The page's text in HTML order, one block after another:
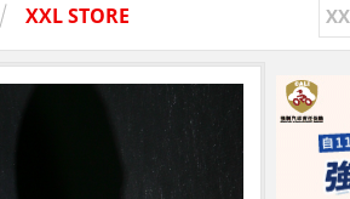
XXL STORE